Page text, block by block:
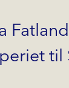
til